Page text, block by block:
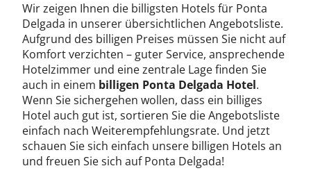
Wir zeigen Ihnen die billigsten Hotels für Ponta
Delgada in unserer übersichtlichen Angebotsliste.
Aufgrund des billigen Preises müssen Sie nicht auf
Komfort verzichten – guter Service, ansprechende
Hotelzimmer und eine zentrale Lage finden Sie
auch in einem billigen Ponta Delgada Hotel.
Wenn Sie sichergehen wollen, dass ein billiges
Hotel auch gut ist, sortieren Sie die Angebotsliste
einfach nach Weiterempfehlungsrate. Und jetzt
schauen Sie sich einfach unsere billigen Hotels an
und freuen Sie sich auf Ponta Delgada!